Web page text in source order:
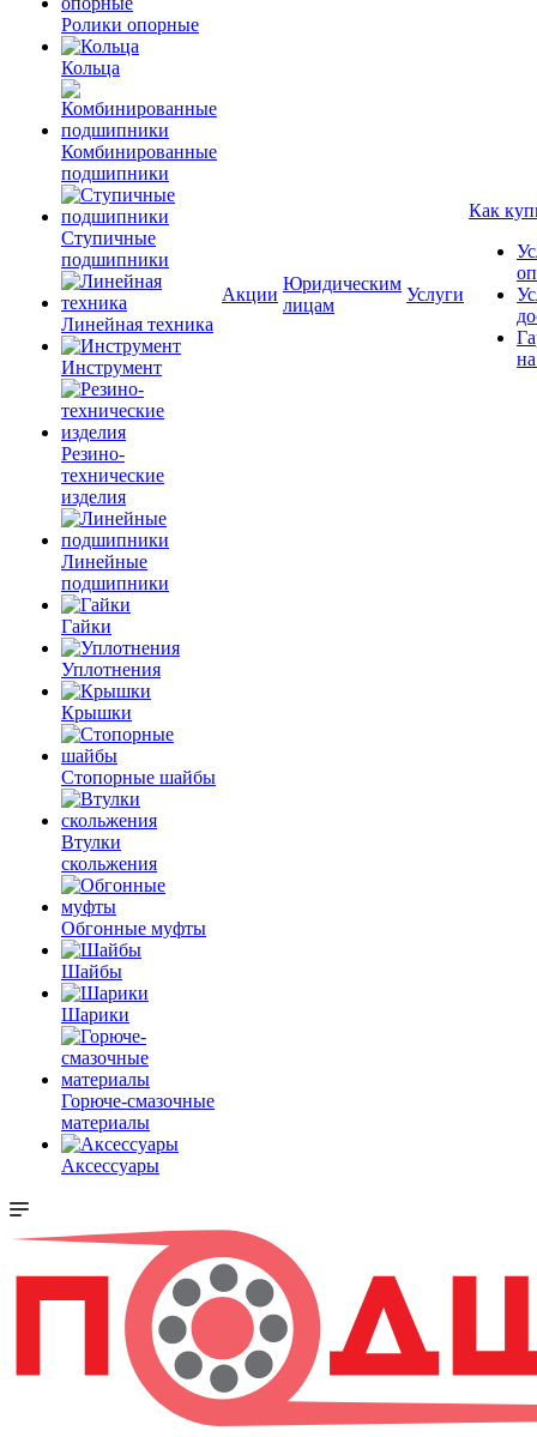
Ролики опорные
Кольца
Комбинированные
подшипники
Ступичные
подшипники
Линейная техника
Инструмент
Резино-
технические
изделия
Линейные
подшипники
Гайки
Уплотнения
Крышки
Стопорные шайбы
Втулки
скольжения
Обгонные муфты
Шайбы
Шарики
Горюче-смазочные
материалы
Аксессуары
Акции
Юридическим
лицам
Услуги
Как